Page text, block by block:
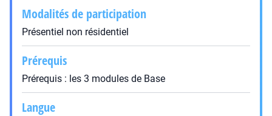
Modalités de participation
Présentiel non résidentiel
Prérequis
Prérequis : les 3 modules de Base
Langue